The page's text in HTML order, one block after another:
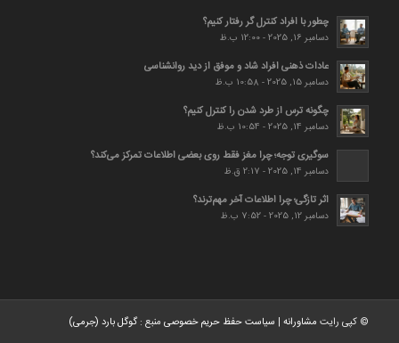
چطور با افراد کنترل گر رفتار کنیم؟
دسامبر 16, 2025 - 12:00 ب.ظ
عادات ذهنی افراد شاد و موفق از دید روانشناسی
دسامبر 15, 2025 - 10:58 ب.ظ
چگونه ترس از طرد شدن را کنترل کنیم؟
دسامبر 14, 2025 - 10:54 ب.ظ
سوگیری توجه؛ چرا مغز فقط روی بعضی اطلاعات تمرکز می‌کند؟
دسامبر 14, 2025 - 2:17 ق.ظ
اثر تازگی؛ چرا اطلاعات آخر مهم‌ترند؟
دسامبر 12, 2025 - 7:52 ب.ظ
© کپی رایت مشاورانه| سیاست حفظ حریم خصوصیمنبع :گوگل بارد (جرمی)